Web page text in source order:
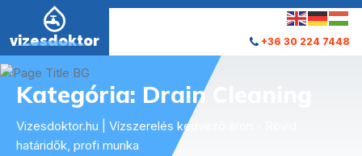
vizesdoktor +36 30 224 7448
Kategória: Drain Cleaning
Vizesdoktor.hu | Vízszerelés kedvező áron - Rövid
határidők, profi munka